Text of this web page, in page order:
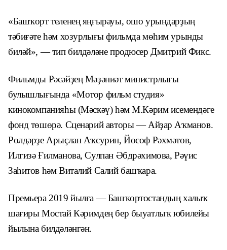
«Башҡорт теленең яңғырауы, ошо урындарҙың
тәбиғәте һәм хозурлығы фильмда мөһим урынды
биләй», — тип билдәләне продюсер Дмитрий Фикс.
Фильмды Рәсәйҙең Мәҙәниәт министрлығы
булышлығында «Мотор фильм студия»
кинокомпанияһы (Мәскәү) һәм М.Кәрим исемендәге
фонд төшөрә. Сценарий авторы — Айҙар Аҡманов.
Ролдәрҙе Арыҫлан Аҡсурин, Йософ Рәхмәтов,
Илгизә Ғилманова, Сулпан Әбдрәхимова, Рәүис
Заһитов һәм Виталий Салий башҡара.
Премьера 2019 йылға — Башҡортостандың халыҡ
шағиры Мостай Кәримдең бер быуатлыҡ юбилейы
йылына билдәләнгән.